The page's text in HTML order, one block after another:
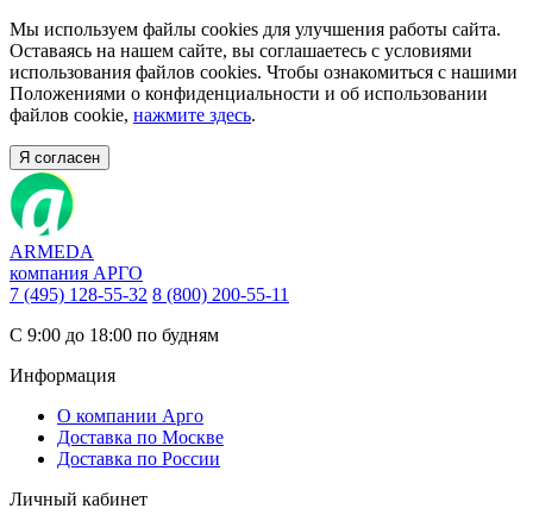
Мы используем файлы cookies для улучшения работы сайта.
Оставаясь на нашем сайте, вы соглашаетесь с условиями
использования файлов cookies. Чтобы ознакомиться с нашими
Положениями о конфиденциальности и об использовании
файлов cookie, нажмите здесь.
Я согласен
ARMEDA
компания АРГО
7 (495) 128-55-32 8 (800) 200-55-11
С 9:00 до 18:00 по будням
Информация
О компании Арго
Доставка по Москве
Доставка по России
Личный кабинет